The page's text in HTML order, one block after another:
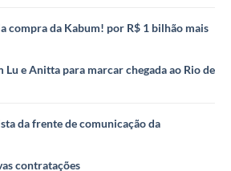
compra da Kabum! por R$ 1 bilhão mais
Lu e Anitta para marcar chegada ao Rio de
da frente de comunicação da
contratações